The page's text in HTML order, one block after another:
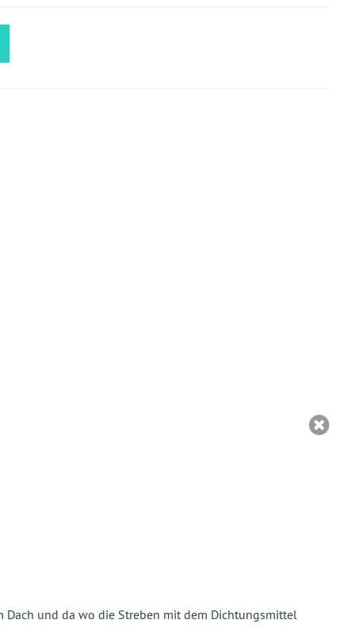
Dach und da wo die Streben mit dem Dichtungsmittel